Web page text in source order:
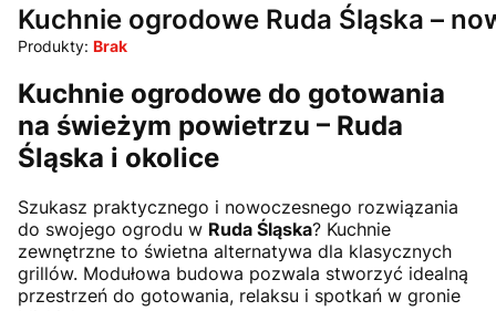
Kuchnie ogrodowe Ruda Śląska –
Produkty: Brak
Kuchnie ogrodowe do gotowania
na świeżym powietrzu – Ruda
Śląska i okolice
Szukasz praktycznego i nowoczesnego rozwiązania
do swojego ogrodu w Ruda Śląska? Kuchnie
zewnętrzne to świetna alternatywa dla klasycznych
grillów. Modułowa budowa pozwala stworzyć idealną
przestrzeń do gotowania, relaksu i spotkań w gronie